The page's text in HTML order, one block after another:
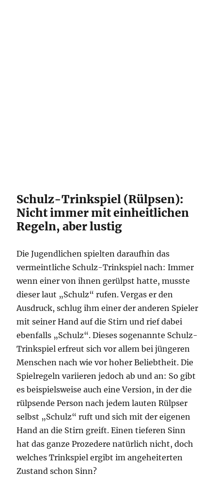
Schulz-Trinkspiel (Rülpsen):
Nicht immer mit einheitlichen
Regeln, aber lustig
Die Jugendlichen spielten daraufhin das
vermeintliche Schulz-Trinkspiel nach: Immer
wenn einer von ihnen gerülpst hatte, musste
dieser laut „Schulz“ rufen. Vergas er den
Ausdruck, schlug ihm einer der anderen Spieler
mit seiner Hand auf die Stirn und rief dabei
ebenfalls „Schulz“. Dieses sogenannte Schulz-
Trinkspiel erfreut sich vor allem bei jüngeren
Menschen nach wie vor hoher Beliebtheit. Die
Spielregeln variieren jedoch ab und an: So gibt
es beispielsweise auch eine Version, in der die
rülpsende Person nach jedem lauten Rülpser
selbst „Schulz“ ruft und sich mit der eigenen
Hand an die Stirn greift. Einen tieferen Sinn
hat das ganze Prozedere natürlich nicht, doch
welches Trinkspiel ergibt im angeheiterten
Zustand schon Sinn?